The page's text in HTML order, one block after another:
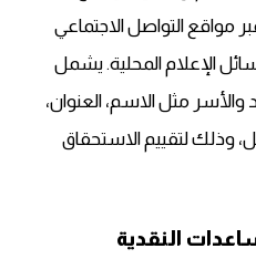
مواقع التواصل الاجتماعي
الإعلام المحلية. يشمل
مثل الاسم، العنوان،
وذلك لتقييم الاستحقاق
النقدية